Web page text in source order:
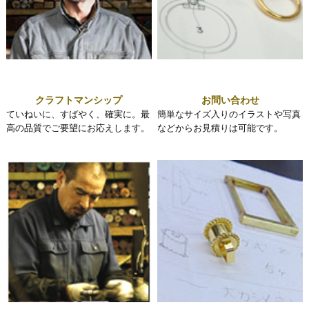
クラフトマンシップ
ていねいに、すばやく、確実に。最
高の品質でご要望にお応えします。
お問い合わせ
簡単なサイズ入りのイラストや写真
などからお見積りは可能です。